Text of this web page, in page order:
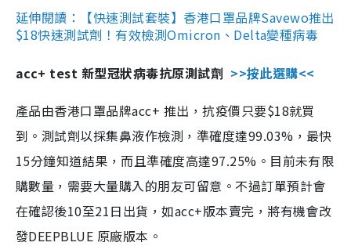
延伸閱讀：【快速測試套裝】香港口罩品牌Savewo推出
$18快速測試劑！有效檢測Omicron、Delta變種病毒
acc+ test 新型冠狀病毒抗原測試劑 >>按此選購<<
產品由香港口罩品牌acc+ 推出，抗疫價只要$18就買
到。測試劑以採集鼻液作檢測，準確度達99.03%，最快
15分鐘知道結果，而且準確度高達97.25%。目前未有限
購數量，需要大量購入的朋友可留意。不過訂單預計會
在確認後10至21日出貨，如acc+版本賣完，將有機會改
發DEEPBLUE 原廠版本。